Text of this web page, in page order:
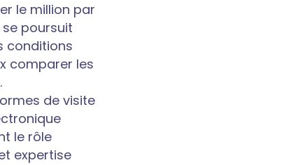
le million par
poursuit
conditions
comparer les
de visite
le rôle
expertise